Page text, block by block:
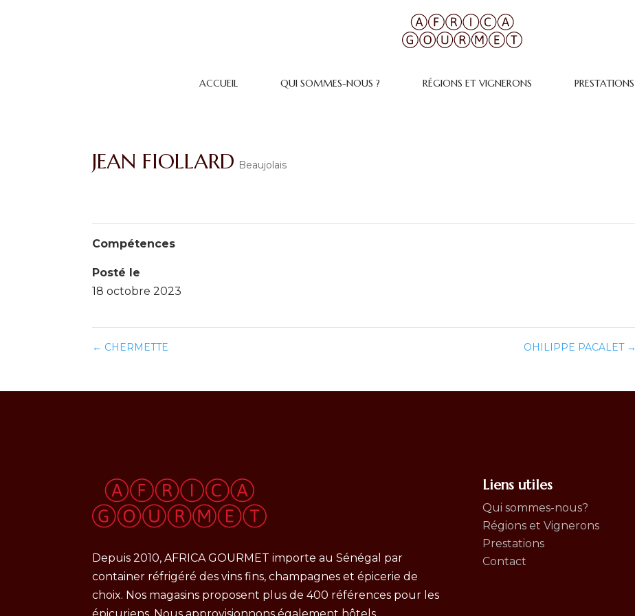
ACCUEIL QUI SOMMES-NOUS ? RÉGIONS ET VIGNERONS PRESTATIONS
JEAN FIOLLARD Beaujolais
Compétences
Posté le
18 octobre 2023
← CHERMETTE OHILIPPE PACALET →
Depuis 2010, AFRICA GOURMET importe au Sénégal par
container réfrigéré des vins fins, champagnes et épicerie de
choix. Nos magasins proposent plus de 400 références pour les
Liens utiles
Qui sommes-nous?
Régions et Vignerons
Prestations
Contact